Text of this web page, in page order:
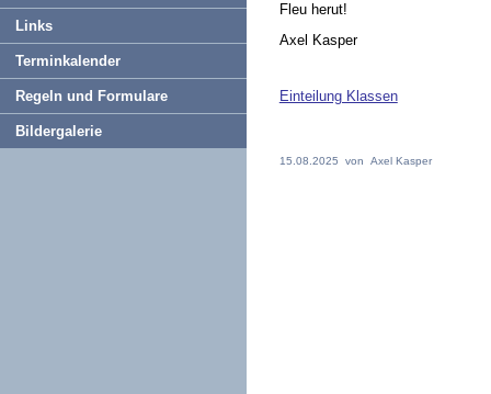
Fleu herut!
Axel Kasper
Einteilung Klassen
15.08.2025 von Axel Kasper
Links
Terminkalender
Regeln und Formulare
Bildergalerie